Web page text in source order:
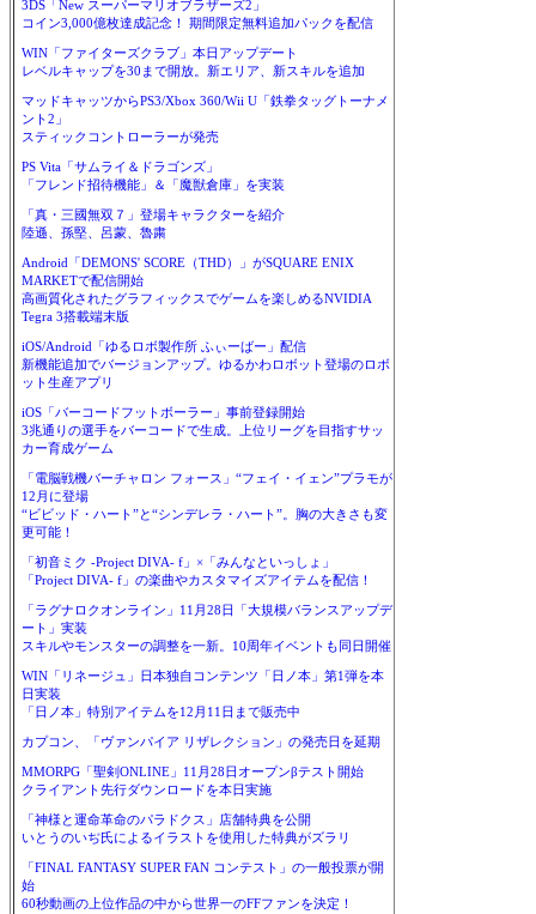
3DS「New スーパーマリオブラザーズ2」
コイン3,000億枚達成記念！ 期間限定無料追加パックを配信
WIN「ファイターズクラブ」本日アップデート
レベルキャップを30まで開放。新エリア、新スキルを追加
マッドキャッツからPS3/Xbox 360/Wii U「鉄拳タッグトーナメ
ント2」
スティックコントローラーが発売
PS Vita「サムライ＆ドラゴンズ」
「フレンド招待機能」＆「魔獣倉庫」を実装
「真・三國無双７」登場キャラクターを紹介
陸遜、孫堅、呂蒙、魯粛
Android「DEMONS' SCORE（THD）」がSQUARE ENIX
MARKETで配信開始
高画質化されたグラフィックスでゲームを楽しめるNVIDIA
Tegra 3搭載端末版
iOS/Android「ゆるロボ製作所 ふぃーばー」配信
新機能追加でバージョンアップ。ゆるかわロボット登場のロボ
ット生産アプリ
iOS「バーコードフットボーラー」事前登録開始
3兆通りの選手をバーコードで生成。上位リーグを目指すサッ
カー育成ゲーム
「電脳戦機バーチャロン フォース」“フェイ・イェン”プラモが
12月に登場
“ビビッド・ハート”と“シンデレラ・ハート”。胸の大きさも変
更可能！
「初音ミク -Project DIVA- f」×「みんなといっしょ」
「Project DIVA- f」の楽曲やカスタマイズアイテムを配信！
「ラグナロクオンライン」11月28日「大規模バランスアップデ
ート」実装
スキルやモンスターの調整を一新。10周年イベントも同日開催
WIN「リネージュ」日本独自コンテンツ「日ノ本」第1弾を本
日実装
「日ノ本」特別アイテムを12月11日まで販売中
カプコン、「ヴァンパイア リザレクション」の発売日を延期
MMORPG「聖剣ONLINE」11月28日オープンβテスト開始
クライアント先行ダウンロードを本日実施
「神様と運命革命のパラドクス」店舗特典を公開
いとうのいぢ氏によるイラストを使用した特典がズラリ
「FINAL FANTASY SUPER FAN コンテスト」の一般投票が開
始
60秒動画の上位作品の中から世界一のFFファンを決定！